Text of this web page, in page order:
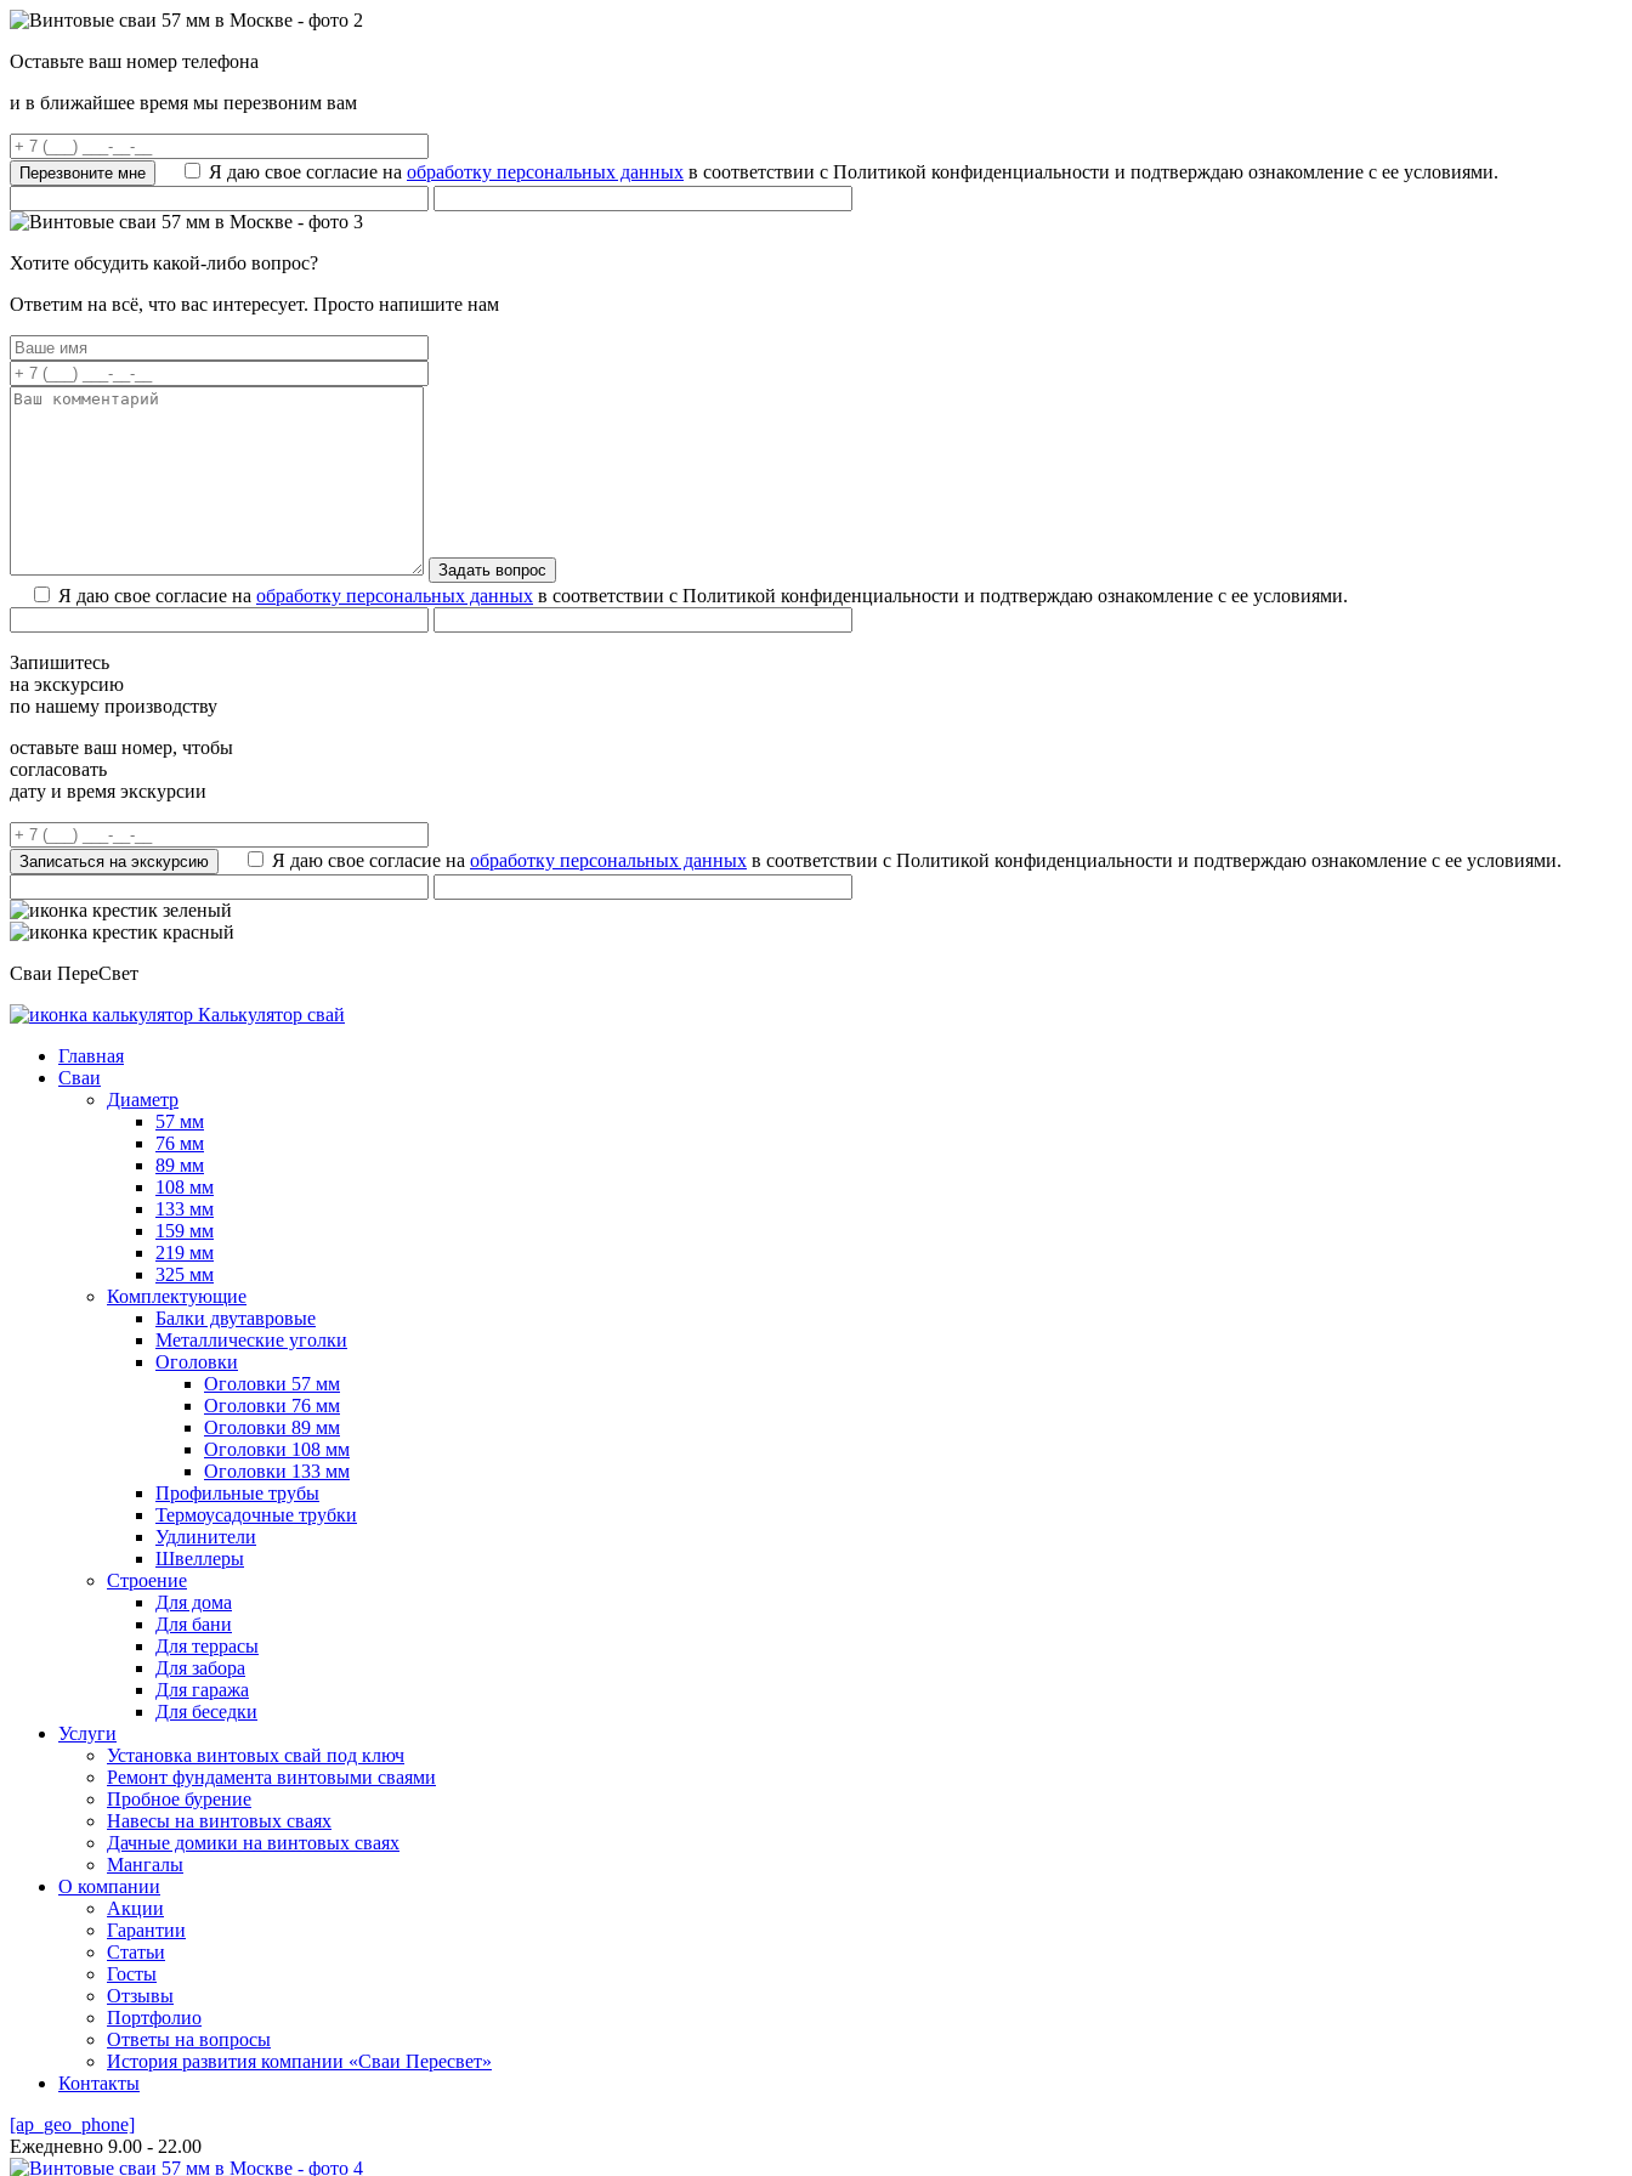
Оставьте ваш номер телефона
и в ближайшее время мы перезвоним вам
Я даю свое согласие на обработку персональных данных в соответствии с Политикой конфиденциальности и подтверждаю ознакомление с ее условиями.
Хотите обсудить какой-либо вопрос?
Ответим на всё, что вас интересует. Просто напишите нам
Я даю свое согласие на обработку персональных данных в соответствии с Политикой конфиденциальности и подтверждаю ознакомление с ее условиями.
Запишитесь
на экскурсию
по нашему производству
оставьте ваш номер, чтобы
согласовать
дату и время экскурсии
Я даю свое согласие на обработку персональных данных в соответствии с Политикой конфиденциальности и подтверждаю ознакомление с ее условиями.
Сваи ПереСвет
Калькулятор свай
Главная
Сваи
Диаметр
57 мм
76 мм
89 мм
108 мм
133 мм
159 мм
219 мм
325 мм
Комплектующие
Балки двутавровые
Металлические уголки
Оголовки
Оголовки 57 мм
Оголовки 76 мм
Оголовки 89 мм
Оголовки 108 мм
Оголовки 133 мм
Профильные трубы
Термоусадочные трубки
Удлинители
Швеллеры
Строение
Для дома
Для бани
Для террасы
Для забора
Для гаража
Для беседки
Услуги
Установка винтовых свай под ключ
Ремонт фундамента винтовыми сваями
Пробное бурение
Навесы на винтовых сваях
Дачные домики на винтовых сваях
Мангалы
О компании
Акции
Гарантии
Статьи
Госты
Отзывы
Портфолио
Ответы на вопросы
История развития компании «Сваи Пересвет»
Контакты
[ap_geo_phone]
Ежедневно 9.00 - 22.00